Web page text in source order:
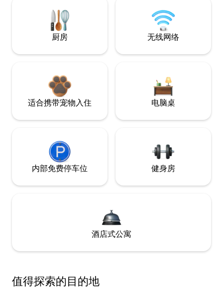
厨房 无线网络
适合携带宠物入住 电脑桌
内部免费停车位 健身房
酒店式公寓
值得探索的目的地